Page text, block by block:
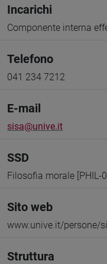
Incarichi
Componente interna
Telefono
041 234 7212
E-mail
sisa@unive.it
SSD
Filosofia morale [PHIL-
Sito web
www.unive.it/persone/
Struttura